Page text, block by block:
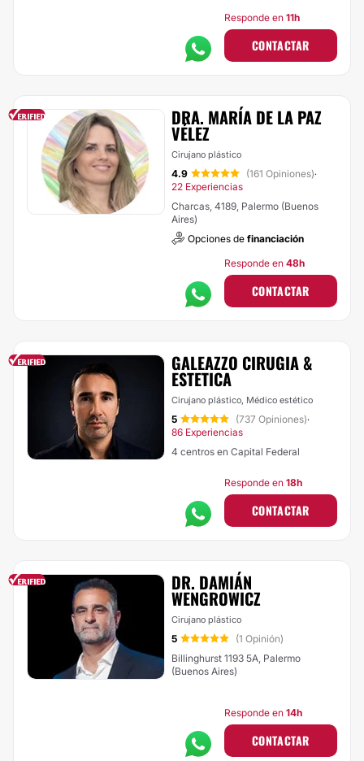
Responde en 11h
CONTACTAR
DRA. MARÍA DE LA PAZ
VÉLEZ
Cirujano plástico
4.9 (161 Opiniones)·
22 Experiencias
Charcas, 4189, Palermo (Buenos
Aires)
Opciones de financiación
Responde en 48h
CONTACTAR
GALEAZZO CIRUGIA &
ESTETICA
Cirujano plástico, Médico estético
5 (737 Opiniones)·
86 Experiencias
4 centros en Capital Federal
Responde en 18h
CONTACTAR
DR. DAMIÁN
WENGROWICZ
Cirujano plástico
5
(1 Opinión)
Billinghurst 1193 5A, Palermo
(Buenos Aires)
Responde en 14h
CONTACTAR